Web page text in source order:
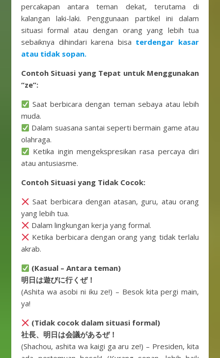
percakapan antara teman dekat, terutama di
kalangan laki-laki. Penggunaan partikel ini dalam
situasi formal atau dengan orang yang lebih tua
sebaiknya dihindari karena bisa terdengar kasar
atau tidak sopan.
Contoh Situasi yang Tepat untuk Menggunakan
“ze”:
Saat berbicara dengan teman sebaya atau lebih
muda.
Dalam suasana santai seperti bermain game atau
olahraga.
Ketika ingin mengekspresikan rasa percaya diri
atau antusiasme.
Contoh Situasi yang Tidak Cocok:
Saat berbicara dengan atasan, guru, atau orang
yang lebih tua.
Dalam lingkungan kerja yang formal.
Ketika berbicara dengan orang yang tidak terlalu
akrab.
(Kasual – Antara teman)
明日は遊びに行くぜ！
(Ashita wa asobi ni iku ze!) – Besok kita pergi main,
ya!
(Tidak cocok dalam situasi formal)
社長、明日は会議があるぜ！
(Shachou, ashita wa kaigi ga aru ze!) – Presiden, kita